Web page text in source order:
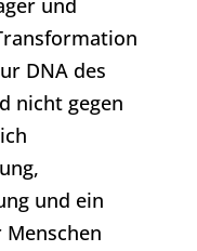
und
DNA des
nicht gegen
und ein